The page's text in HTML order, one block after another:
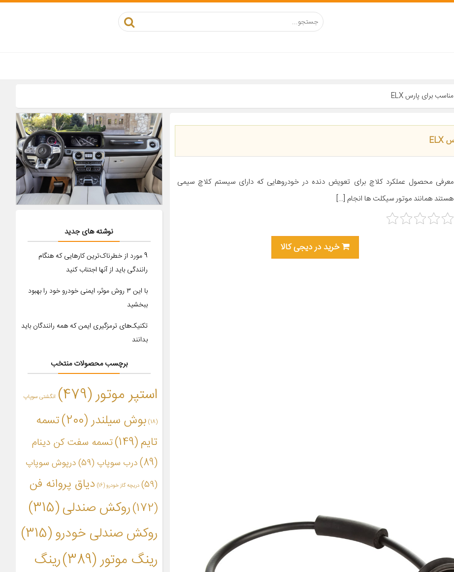
معرفی محصول عملکرد کلاچ برای تعویض دنده در خودروهایی که دارای سیستم کلاچ سیمی
هستند همانند موتور سیکلت ها انجام […]
خرید در دیجی کالا
نوشته های جدید
9 مورد از خطرناک‌ترین کارهایی که هنگام
رانندگی باید از آنها اجتناب کنید
با این ۳ روش موثر، ایمنی خودرو خود را بهبود
ببخشید
تکنیک‌های ترمزگیری ایمن که همه رانندگان باید
بدانند
برچسب محصولات منتخب
استپر موتور(479) انگشتی سوپاپ
(18) بوش سیلندر (200)
تسمه
تایم(149)
تسمه سفت کن دینام
(89)
درب سوپاپ (59)
درپوش سوپاپ
(59)
دریچه گاز خودرو(16)
دیاق پروانه فن
(172)
روکش صندلی(315)
روکش صندلی خودرو(315)
رینگ موتور(389)
رینگ